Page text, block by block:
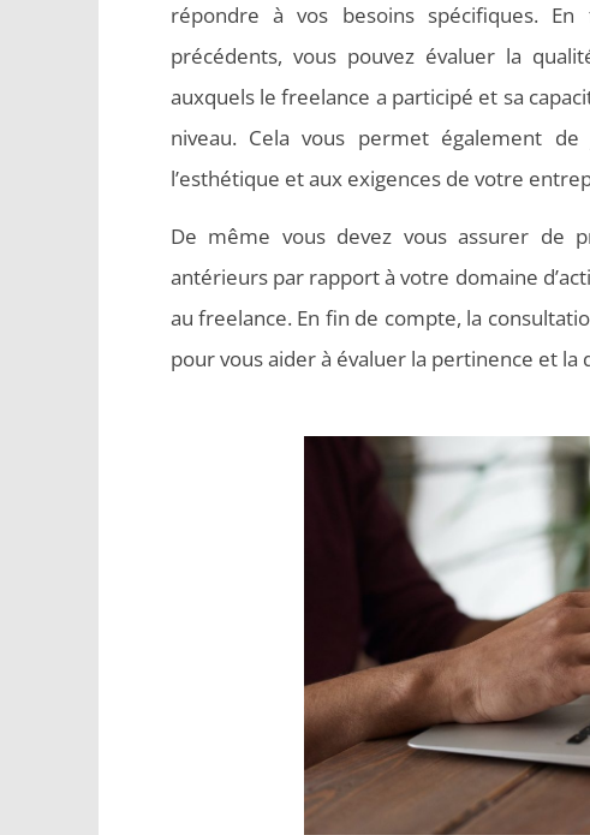
répondre à vos besoins spécifiques.
précédents, vous pouvez évaluer la
auxquels le freelance a participé et sa
niveau. Cela vous permet également
l’esthétique et aux exigences de votre
De même vous devez vous assurer de
antérieurs par rapport à votre domaine
au freelance. En fin de compte, la
pour vous aider à évaluer la pertinence et